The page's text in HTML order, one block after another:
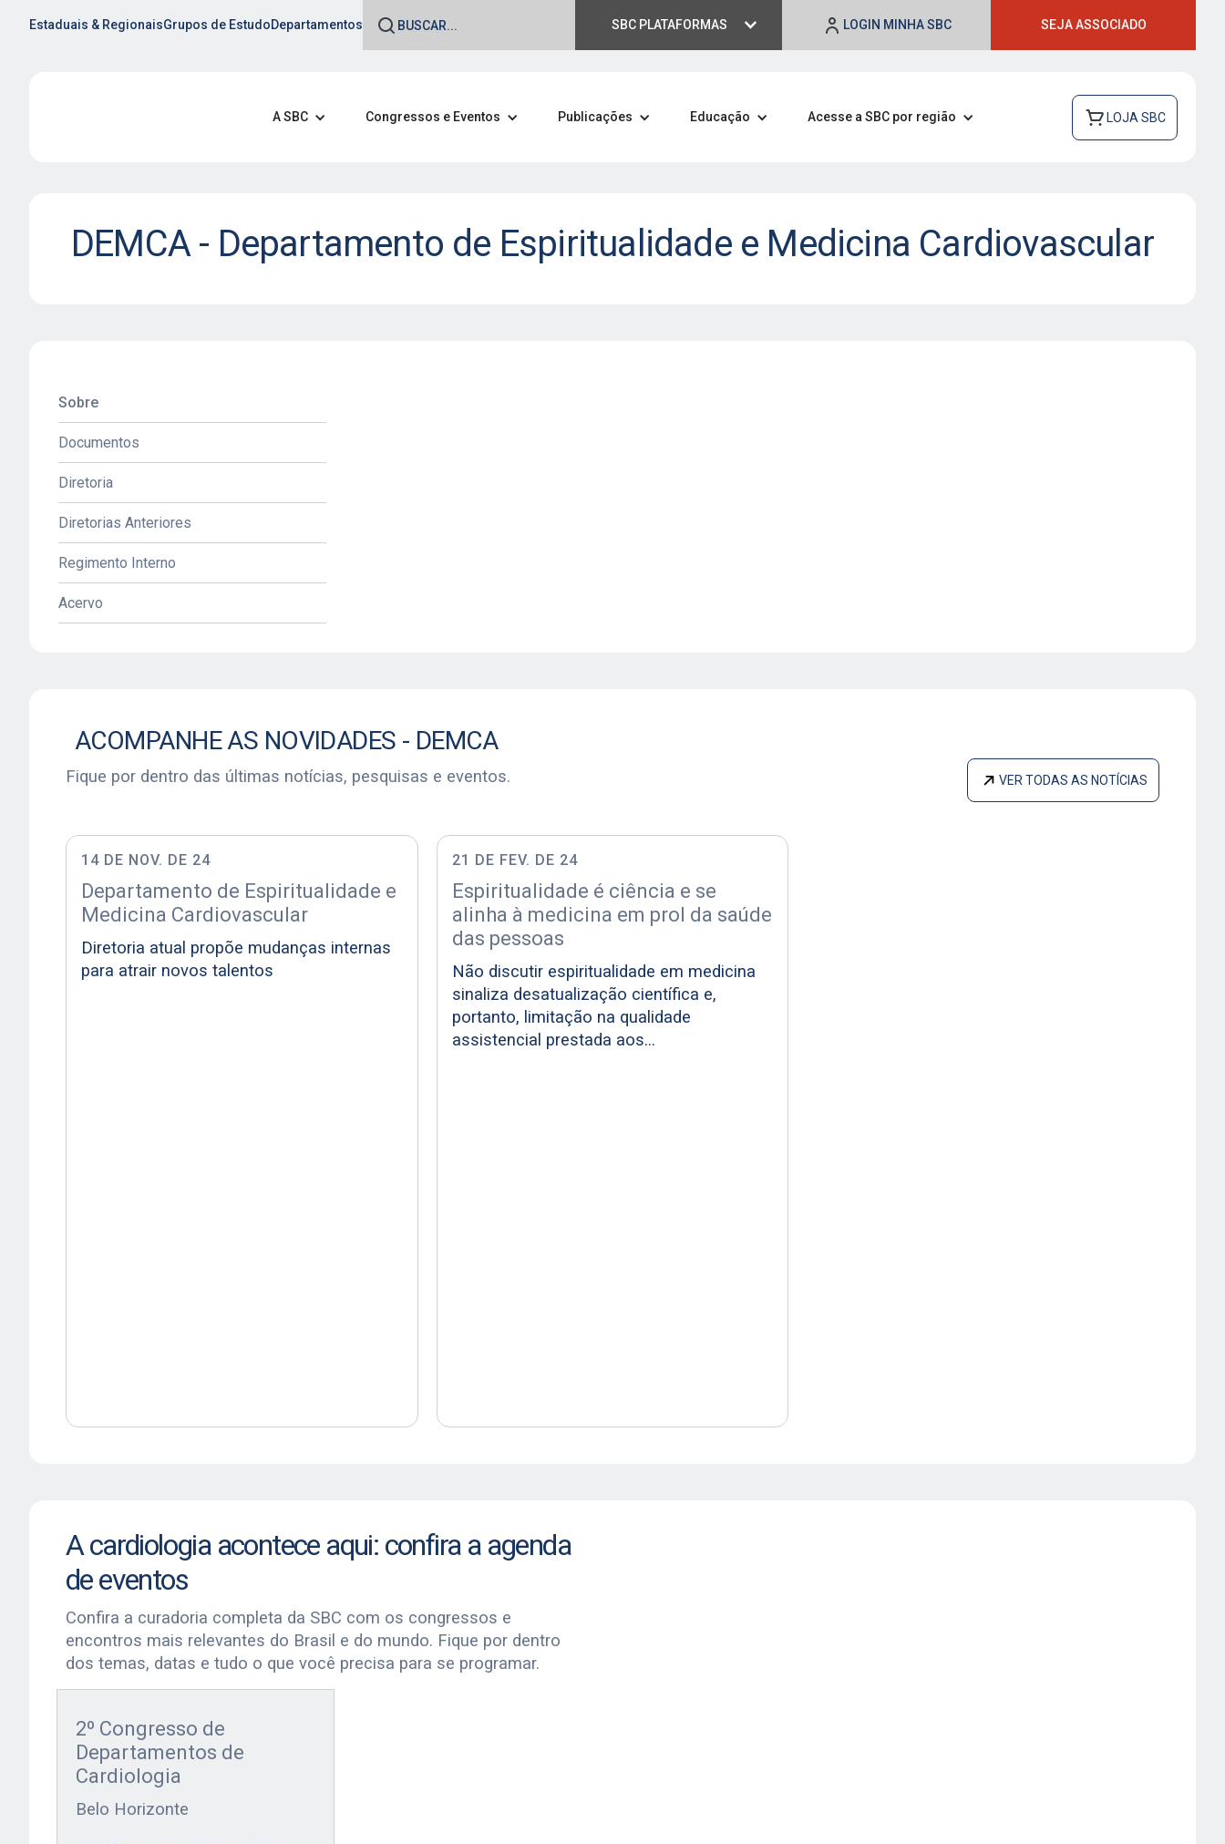
Estaduais & RegionaisGrupos de EstudoDepartamentos SBC PLATAFORMAS LOGIN MINHA SBC SEJA ASSOCIADO
A SBC Congressos e Eventos Publicações Educação Acesse a SBC por região LOJA SBC
DEMCA - Departamento de Espiritualidade e Medicina Cardiovascular
abordagem integral que inclui aspectos
emocionais, espirituais e culturais.
ASSOCIE-SE
Sobre
Documentos
Diretoria
Diretorias Anteriores
Regimento Interno
Acervo
DEMCA
Fique por dentro das últimas notícias, pesquisas e eventos. VER TODAS AS NOTÍCIAS
14 DE NOV. DE 24
Departamento de Espiritualidade e
Medicina Cardiovascular
Diretoria atual propõe mudanças internas
para atrair novos talentos
21 DE FEV. DE 24
Espiritualidade é ciência e se
alinha à medicina em prol da saúde
das pessoas
Não discutir espiritualidade em medicina
sinaliza desatualização científica e,
portanto, limitação na qualidade
assistencial prestada aos...
A cardiologia acontece aqui: confira a agenda
de eventos
Confira a curadoria completa da SBC com os congressos e
encontros mais relevantes do Brasil e do mundo. Fique por dentro
dos temas, datas e tudo o que você precisa para se programar.
2º Congresso de
Departamentos de
Cardiologia
Belo Horizonte